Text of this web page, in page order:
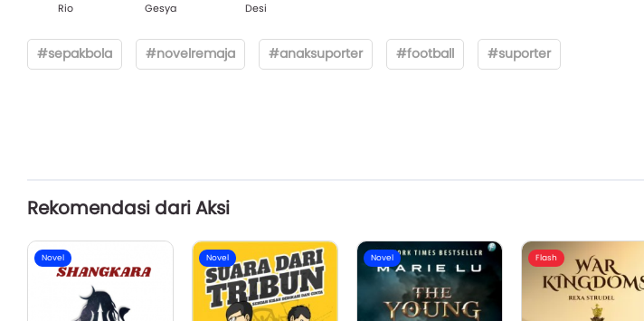
Rio Gesya Desi
#sepakbola #novelremaja #anaksuporter #football #suporter
Rekomendasi dari Aksi
Novel Novel Novel Flash